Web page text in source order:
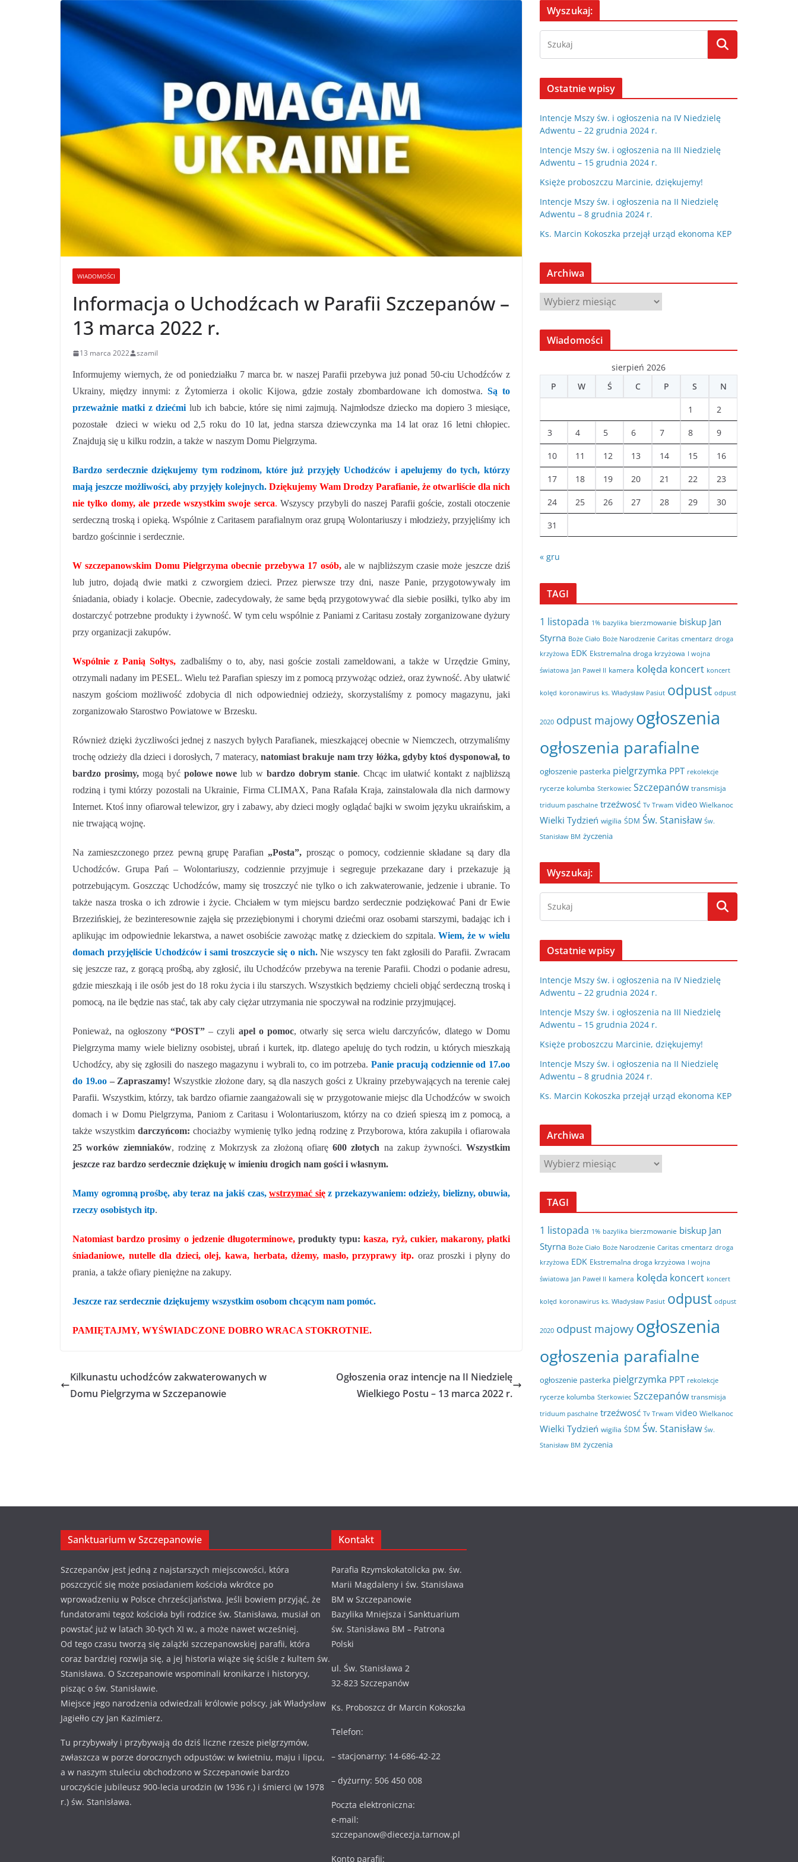
WIADOMOŚCI
Informacja o Uchodźcach w Parafii Szczepanów –
13 marca 2022 r.
13 marca 2022 szamil
Informujemy wiernych, że od poniedziałku 7 marca br. w naszej Parafii przebywa już ponad 50-ciu Uchodźców z
Ukrainy, między innymi:z Żytomierza i okolic Kijowa, gdzie zostały zbombardowane ich domostwa. Są to
przeważnie matki z dziećmi lub ich babcie, które się nimi zajmują. Najmłodsze dziecko ma dopiero 3 miesiące,
pozostałe dzieci w wieku od 2,5 roku do 10 lat, jedna starsza dziewczynka ma 14 lat oraz 16 letni chłopiec.
Znajdują się u kilku rodzin, a także w naszym Domu Pielgrzyma.
Bardzo serdecznie dziękujemy tym rodzinom, które już przyjęły Uchodźców i apelujemy do tych, którzy
mają jeszcze możliwości, aby przyjęły kolejnych. Dziękujemy Wam Drodzy Parafianie, że otwarliście dla nich
nie tylko domy, ale przede wszystkim swoje serca. Wszyscy przybyli do naszej Parafii goście, zostali otoczenie
serdeczną troską i opieką. Wspólnie z Caritasem parafialnym oraz grupą Wolontariuszy i młodzieży, przyjęliśmy ich
bardzo gościnnie i serdecznie.
W szczepanowskim Domu Pielgrzyma obecnie przebywa 17 osób,ale w najbliższym czasie może jeszcze dziś
lub jutro, dojadą dwie matki z czworgiem dzieci. Przez pierwsze trzy dni, nasze Panie, przygotowywały im
śniadania, obiady i kolacje. Obecnie, zadecydowały, że same będą przygotowywać dla siebie posiłki, tylko aby im
dostarczyć potrzebne produkty i żywność. W tym celu wspólnie z Paniami z Caritasu zostały zorganizowane dyżury
przy organizacji zakupów.
Wspólnie z Panią Sołtys, zadbaliśmy o to, aby, nasi goście zostali zameldowani, a także w Urzędzie Gminy,
otrzymali nadany im PESEL. Wielu też Parafian spieszy im z pomocą przywożąc odzież, oraz żywność. Aby ułatwić
naszym gościom możliwość zdobycia dl nich odpowiedniej odzieży, skorzystaliśmy z pomocy magazynu, jaki
zorganizowało Starostwo Powiatowe w Brzesku.
Również dzięki życzliwości jednej z naszych byłych Parafianek, mieszkającej obecnie w Niemczech, otrzymaliśmy
trochę odzieży dla dzieci i dorosłych, 7 materacy, natomiast brakuje nam trzy łóżka, gdyby ktoś dysponował, to
bardzo prosimy, mogą być polowe nowelub w bardzo dobrym stanie. Chcąc im ułatwić kontakt z najbliższą
rodziną i tymi którzy pozostali na Ukrainie, Firma CLIMAX, Pana Rafała Kraja, zainstalowała dla nich darmowy
Internet. Ktoś inny ofiarował telewizor, gry i zabawy, aby dzieci mogły oglądać bajki w swoim języku ukraińskim, a
nie trwającą wojnę.
Na zamieszczonego przez pewną grupę Parafian „Posta”, prosząc o pomocy, codziennie składane są dary dla
Uchodźców. Grupa Pań – Wolontariuszy, codziennie przyjmuje i segreguje przekazane dary i przekazuje ją
potrzebującym. Goszcząc Uchodźców, mamy się troszczyć nie tylko o ich zakwaterowanie, jedzenie i ubranie. To
także nasza troska o ich zdrowie i życie. Chciałem w tym miejscu bardzo serdecznie podziękować Pani dr Ewie
Brzezińskiej, że bezinteresownie zajęła się przeziębionymi i chorymi dziećmi oraz osobami starszymi, badając ich i
aplikując im odpowiednie lekarstwa, a nawet osobiście zawożąc matkę z dzieckiem do szpitala.Wiem, że w wielu
domach przyjęliście Uchodźców i sami troszczycie się o nich.Nie wszyscy ten fakt zgłosili do Parafii. Zwracam
się jeszcze raz, z gorącą prośbą, aby zgłosić, ilu Uchodźców przebywa na terenie Parafii. Chodzi o podanie adresu,
gdzie mieszkają i ile osób jest do 18 roku życia i ilu starszych. Wszystkich będziemy chcieli objąć serdeczną troską i
pomocą, na ile będzie nas stać, tak aby cały ciężar utrzymania nie spoczywał na rodzinie przyjmującej.
Ponieważ, na ogłoszony “POST”– czyli apel o pomoc, otwarły się serca wielu darczyńców, dlatego w Domu
Pielgrzyma mamy wiele bielizny osobistej, ubrań i kurtek, itp. dlatego apeluję do tych rodzin, u których mieszkają
Uchodźcy, aby się zgłosili do naszego magazynu i wybrali to, co im potrzeba.Panie pracują codziennie od 17.oo
do 19.oo – Zapraszamy! Wszystkie złożone dary, są dla naszych gości z Ukrainy przebywających na terenie całej
Parafii. Wszystkim, którzy, tak bardzo ofiarnie zaangażowali się w przygotowanie miejsc dla Uchodźców w swoich
domach i w Domu Pielgrzyma, Paniom z Caritasu i Wolontariuszom, którzy na co dzień spieszą im z pomocą, a
także wszystkimdarczyńcom:chociażby wymienię tylko jedną rodzinę z Przyborowa, która zakupiła i ofiarowała
25 worków ziemniaków, rodzinę z Mokrzysk za złożoną ofiarę600 złotych na zakup żywności.Wszystkim
jeszcze raz bardzo serdecznie dziękuję w imieniu drogich nam gości i własnym.
Mamy ogromną prośbę, aby teraz na jakiś czas, wstrzymać sięz przekazywaniem: odzieży, bielizny, obuwia,
rzeczy osobistych itp.
Natomiast bardzo prosimy o jedzenie długoterminowe, produkty typu: kasza, ryż, cukier, makarony, płatki
śniadaniowe, nutelle dla dzieci, olej, kawa, herbata, dżemy, masło, przyprawy itp. oraz proszki i płyny do
prania, a także ofiary pieniężne na zakupy.
Jeszcze raz serdecznie dziękujemy wszystkim osobom chcącym nam pomóc.
PAMIĘTAJMY, WYŚWIADCZONE DOBRO WRACA STOKROTNIE.
Kilkunastu uchodźców zakwaterowanych w
Domu Pielgrzyma w Szczepanowie
Ogłoszenia oraz intencje na II Niedzielę
Wielkiego Postu – 13 marca 2022 r.
Wyszukaj:
Ostatnie wpisy
Intencje Mszy św. i ogłoszenia na IV Niedzielę
Adwentu – 22 grudnia 2024 r.
Intencje Mszy św. i ogłoszenia na III Niedzielę
Adwentu – 15 grudnia 2024 r.
Księże proboszczu Marcinie, dziękujemy!
Intencje Mszy św. i ogłoszenia na II Niedzielę
Adwentu – 8 grudnia 2024 r.
Ks. Marcin Kokoszka przejął urząd ekonoma KEP
Archiwa
A
r
c
w
Wiadomości
sierpień 2026
P
W Ś C P S N
1 2
3 4 5 6 7 8 9
10 11 12 13 14 15 16
17 18 19 20 21 22 23
24 25 26 27 28 29 30
31
« gru
TAGI
1 listopada 1% bazylika bierzmowanie biskup Jan
Styrna Boże Ciało Boże Narodzenie Caritas cmentarz droga
krzyżowa EDK Ekstremalna droga krzyżowa I wojna
światowa Jan Paweł II kamera kolęda koncert koncert
kolęd koronawirus ks. Władysław Pasiut odpust odpust
2020 odpust majowy ogłoszenia
ogłoszenia parafialne
ogłoszenie pasterka pielgrzymka PPT rekolekcje
rycerze kolumba Sterkowiec Szczepanów transmisja
triduum paschalne trzeźwosć Tv Trwam video Wielkanoc
Wielki Tydzień wigilia ŚDM Św. Stanisław Św.
Stanisław BM życzenia
Wyszukaj:
Ostatnie wpisy
Intencje Mszy św. i ogłoszenia na IV Niedzielę
Adwentu – 22 grudnia 2024 r.
Intencje Mszy św. i ogłoszenia na III Niedzielę
Adwentu – 15 grudnia 2024 r.
Księże proboszczu Marcinie, dziękujemy!
Intencje Mszy św. i ogłoszenia na II Niedzielę
Adwentu – 8 grudnia 2024 r.
Ks. Marcin Kokoszka przejął urząd ekonoma KEP
Archiwa
A
r
c
w
a
TAGI
1 listopada 1% bazylika bierzmowanie biskup Jan
Styrna Boże Ciało Boże Narodzenie Caritas cmentarz droga
krzyżowa EDK Ekstremalna droga krzyżowa I wojna
światowa Jan Paweł II kamera kolęda koncert koncert
kolęd koronawirus ks. Władysław Pasiut odpust odpust
2020 odpust majowy ogłoszenia
ogłoszenia parafialne
ogłoszenie pasterka pielgrzymka PPT rekolekcje
rycerze kolumba Sterkowiec Szczepanów transmisja
triduum paschalne trzeźwosć Tv Trwam video Wielkanoc
Wielki Tydzień wigilia ŚDM Św. Stanisław Św.
Stanisław BM życzenia
Sanktuarium w Szczepanowie
Szczepanów jest jedną z najstarszych miejscowości, która
poszczycić się może posiadaniem kościoła wkrótce po
wprowadzeniu w Polsce chrześcijaństwa. Jeśli bowiem przyjąć, że
fundatorami tegoż kościoła byli rodzice św. Stanisława, musiał on
powstać już w latach 30-tych XI w., a może nawet wcześniej.
Od tego czasu tworzą się zalążki szczepanowskiej parafii, która
coraz bardziej rozwija się, a jej historia wiąże się ściśle z kultem św.
Stanisława. O Szczepanowie wspominali kronikarze i historycy,
pisząc o św. Stanisławie.
Miejsce jego narodzenia odwiedzali królowie polscy, jak Władysław
Jagiełło czy Jan Kazimierz.
Tu przybywały i przybywają do dziś liczne rzesze pielgrzymów,
zwłaszcza w porze dorocznych odpustów: w kwietniu, maju i lipcu,
a w naszym stuleciu obchodzono w Szczepanowie bardzo
uroczyście jubileusz 900-lecia urodzin (w 1936 r.) i śmierci (w 1978
r.) św. Stanisława.
Kontakt
Parafia Rzymskokatolicka pw. św.
Marii Magdaleny i św. Stanisława
BM w Szczepanowie
Bazylika Mniejsza i Sanktuarium
św. Stanisława BM – Patrona
Polski
ul. Św. Stanisława 2
32-823 Szczepanów
Ks. Proboszcz dr Marcin Kokoszka
Telefon:
– stacjonarny: 14-686-42-22
– dyżurny: 506 450 008
Poczta elektroniczna:
e-mail:
szczepanow@diecezja.tarnow.pl
Konto parafii: